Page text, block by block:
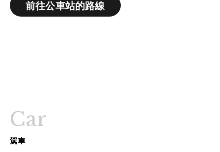
前往公車站的路線
Car
駕車